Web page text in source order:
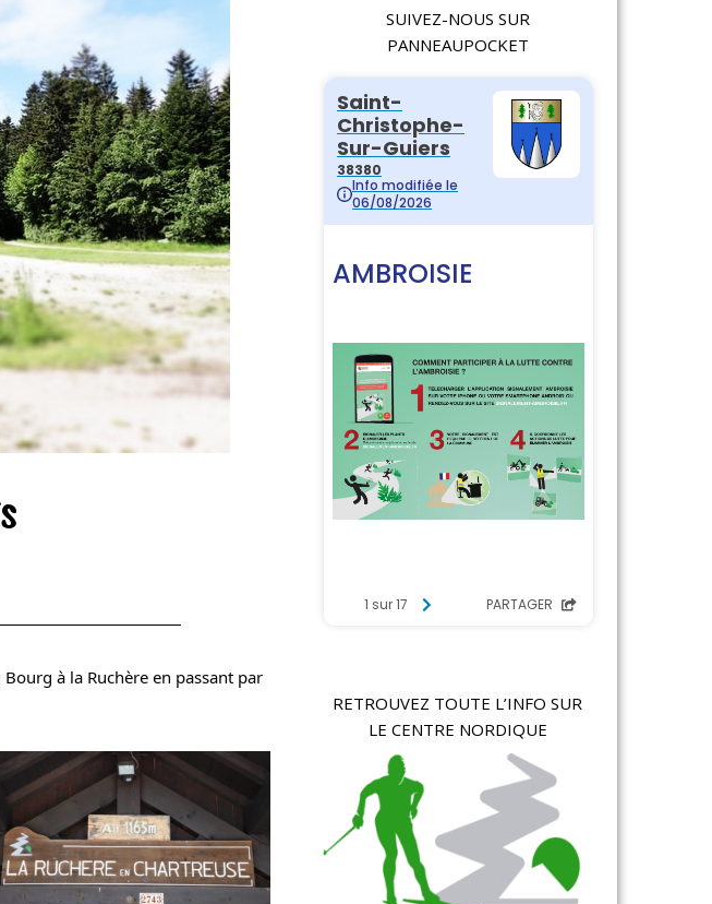
à la Ruchère en passant par
SUIVEZ-NOUS SUR
PANNEAUPOCKET
RETROUVEZ TOUTE L’INFO SUR
LE CENTRE NORDIQUE